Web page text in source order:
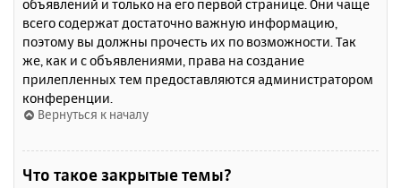
объявлений и только на его первой странице. Они чаще
всего содержат достаточно важную информацию,
поэтому вы должны прочесть их по возможности. Так
же, как и с объявлениями, права на создание
прилепленных тем предоставляются администратором
конференции.
Вернуться к началу
Что такое закрытые темы?